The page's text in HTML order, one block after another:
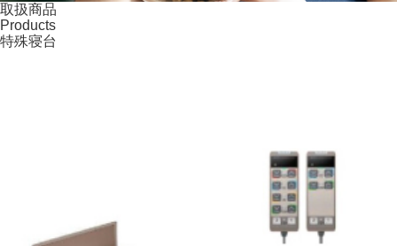
取扱商品
Products
特殊寝台